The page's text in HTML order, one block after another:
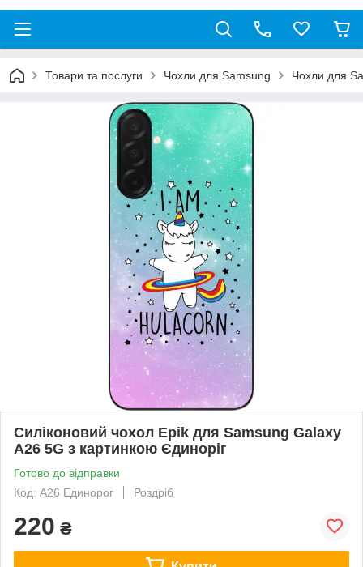
Товари та послуги Чохли для Samsung Чохли для
Силіконовий чохол Epik для Samsung Galaxy
A26 5G з картинкою Єдиноріг
Готово до відправки
Код: A26 Единорог
Роздріб
220 ₴